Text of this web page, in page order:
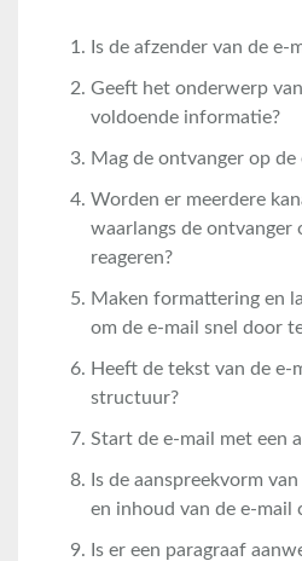
Is de afzender van de e-
Geeft het onderwerp van
voldoende informatie?
Mag de ontvanger op de
Worden er meerdere
waarlangs de ontvanger
reageren?
Maken formattering en
om de e-mail snel door
Heeft de tekst van de e-
structuur?
Start de e-mail met een
Is de aanspreekvorm
en inhoud van de e-mail
Is er een paragraaf